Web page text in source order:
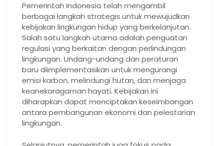
Pemerintah Indonesia telah mengambil
berbagai langkah strategis untuk mewujudkan
kebijakan lingkungan hidup yang berkelanjutan.
Salah satu langkah utama adalah penguatan
regulasi yang berkaitan dengan perlindungan
lingkungan. Undang-undang dan peraturan
baru diimplementasikan untuk mengurangi
emisi karbon, melindungi hutan, dan menjaga
keanekaragaman hayati. Kebijakan ini
diharapkan dapat menciptakan keseimbangan
antara pembangunan ekonomi dan pelestarian
lingkungan.